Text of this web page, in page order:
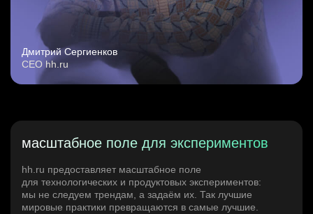
Дмитрий Сергиенков
CEO hh.ru
масштабное поле для экспериментов
hh.ru предоставляет масштабное поле
для технологических и продуктовых экспериментов:
мы не следуем трендам, а задаём их. Так лучшие
мировые практики превращаются в самые лучшие.